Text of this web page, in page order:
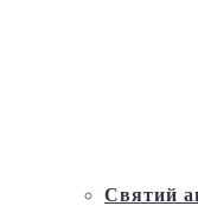
Святий